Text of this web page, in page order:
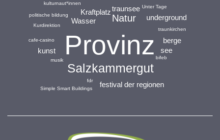
Provinz
Salzkammergut
Natur
Wasser
Kraftplatz
festival der regionen
see
traunsee
berge
underground
kunst
traunkirchen
cafe-casino
Kurdirektion
bifeb
fdr
politische bildung
Unter Tage
kulturnaut*innen
Simple Smart Buildings
musik